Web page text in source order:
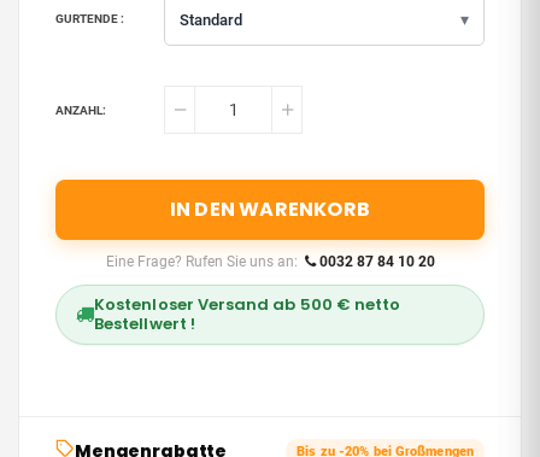
GURTENDE : Standard ▾
ANZAHL:
IN DEN WARENKORB
Eine Frage? Rufen Sie uns an: 0032 87 84 10 20
Kostenloser Versand ab 500 € netto
Bestellwert !
Mengenrabatte Bis zu -20% bei Großmengen